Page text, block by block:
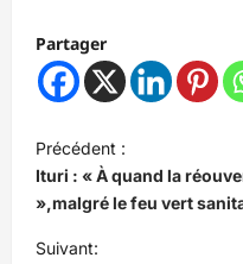
Partager
N
a
v
i
Précédent :
Ituri : « À quand la
»,malgré le feu vert
Suivant: